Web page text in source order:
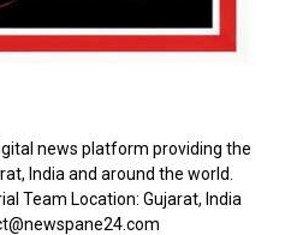
news platform providing the
India and around the world.
Team Location: Gujarat, India